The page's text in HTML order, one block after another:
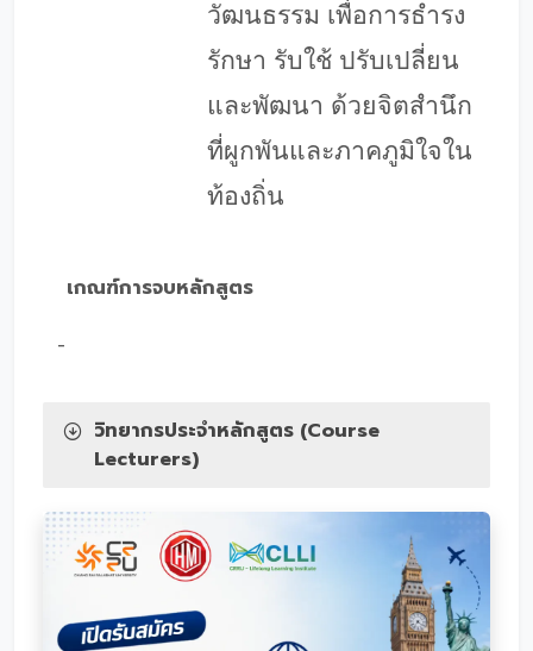
วัฒนธรรม เพื่อการธำรง
รักษา รับใช้ ปรับเปลี่ยน
และพัฒนา ด้วยจิตสำนึก
ที่ผูกพันและภาคภูมิใจใน
ท้องถิ่น
เกณฑ์การจบหลักสูตร
-
วิทยากรประจำหลักสูตร (Course
Lecturers)